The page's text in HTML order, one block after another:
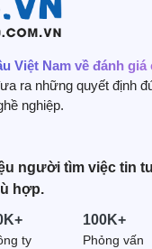
Việt Nam về đánh
ra những quyết định
nghiệp.
người tìm việc tin
hợp.
ty
100K+
Phỏng vấn